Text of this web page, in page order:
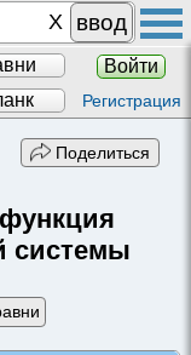
ввод
Войти
Регистрация
Поделиться
системы